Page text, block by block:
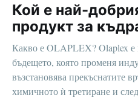
Кой е най-
продукт за
Какво е OLAPLEX? Olaplex е
бъдещето, която променя
възстановява прекъснатите
химичното ѝ третиране и